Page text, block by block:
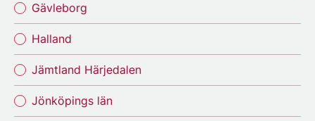
Gävleborg
Halland
Jämtland Härjedalen
Jönköpings län